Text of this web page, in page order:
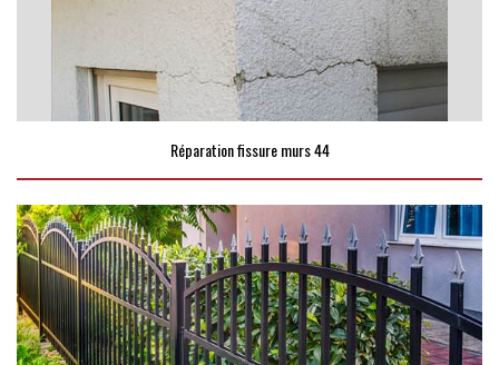
Réparation fissure murs 44